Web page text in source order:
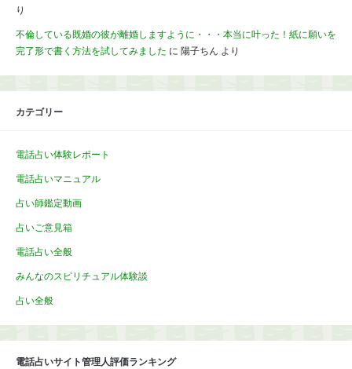
り
不倫している既婚の彼が離婚しますように・・・本当に叶った！紙に願いを
完了形で書く方法を試してみました に 陽子ちん より
カテゴリー
電話占い体験レポート
電話占いマニュアル
占い師鑑定動画
占いご意見箱
電話占い全般
みんなのスピリチュアル体験談
占い全般
電話占いサイト管理人評価ランキング